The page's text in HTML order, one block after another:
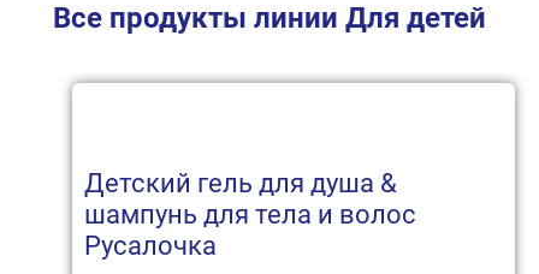
Все продукты линии Для детей
Детский гель для душа &
шампунь для тела и волос
Русалочка